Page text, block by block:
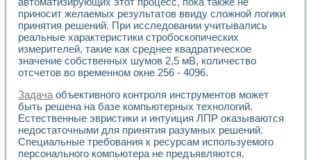
Усовершенствованные алгоритмы частотного анализа
Об опыте работы учебного центра «Технологии
Технологии NI в магистерской программе «Прикладная
Система диагностики двигателей постоянного тока
Автоматизированный стенд формирования
Лабораторный практикум по курсу ИИС на базе
Академические и отраслевые институты
Учебные заведения
Бизнес
Контакты
приносит желаемых результатов ввиду сложной логики
принятия решений. При исследовании учитывались
реальные характеристики стробоскопических
измерителей, такие как среднее квадратическое
значение собственных шумов 2,5 мВ, количество
отсчетов во временном окне 256 - 4096.
Задачаобъективного контроля инструментов может
быть решена на базе компьютерных технологий.
Естественные эвристики и интуиция ЛПР оказываются
недостаточными для принятия разумных решений.
Специальные требования к ресурсам используемого
персонального компьютера не предъявляются.